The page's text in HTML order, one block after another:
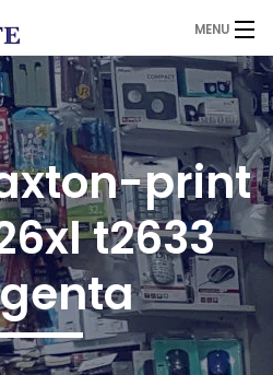
MENU
print
t2633